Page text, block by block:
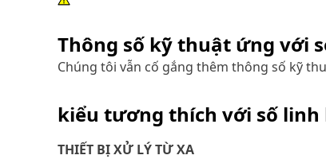
Thông số kỹ thuật ứng với
Chúng tôi vẫn cố gắng thêm thông số kỹ
kiểu tương thích với số linh
THIẾT BỊ XỬ LÝ TỪ XA